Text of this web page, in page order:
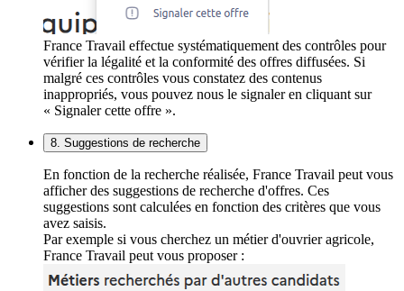
France Travail effectue systématiquement des contrôles pour
vérifier la légalité et la conformité des offres diffusées. Si
malgré ces contrôles vous constatez des contenus
inappropriés, vous pouvez nous le signaler en cliquant sur
« Signaler cette offre ».
8. Suggestions de recherche
En fonction de la recherche réalisée, France Travail peut vous
afficher des suggestions de recherche d'offres. Ces
suggestions sont calculées en fonction des critères que vous
avez saisis.
Par exemple si vous cherchez un métier d'ouvrier agricole,
France Travail peut vous proposer :